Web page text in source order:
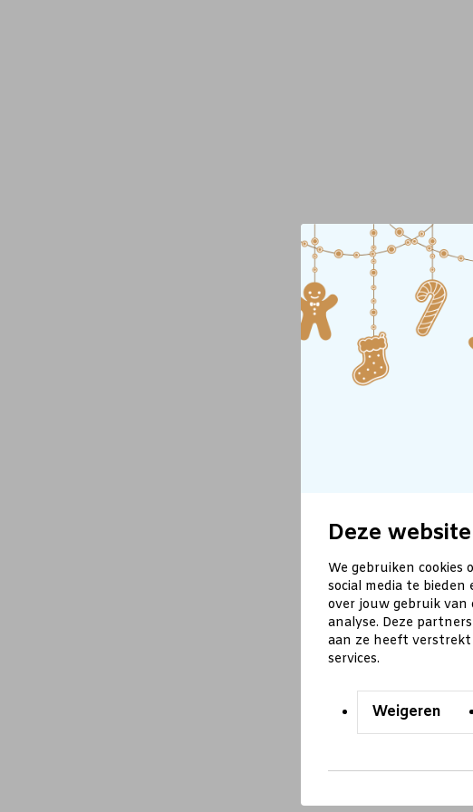
Deze
We gebruiken
social media te
over jouw gebruik van
analyse. Deze
aan ze heeft verstrekt
services.
Weigeren